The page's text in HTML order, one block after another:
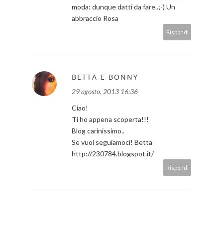
moda: dunque datti da fare..;-) Un
abbraccio Rosa
Rispondi
BETTA E BONNY
29 agosto, 2013 16:36
Ciao!
Ti ho appena scoperta!!!
Blog carinissimo..
Se vuoi seguiamoci! Betta
http://230784.blogspot.it/
Rispondi